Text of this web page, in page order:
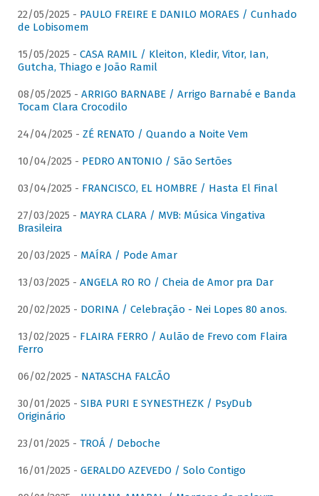
22/05/2025 - PAULO FREIRE E DANILO MORAES / Cunhado
de Lobisomem
15/05/2025 - CASA RAMIL / Kleiton, Kledir, Vitor, Ian,
Gutcha, Thiago e João Ramil
08/05/2025 - ARRIGO BARNABE / Arrigo Barnabé e Banda
Tocam Clara Crocodilo
24/04/2025 - ZÉ RENATO / Quando a Noite Vem
10/04/2025 - PEDRO ANTONIO / São Sertões
03/04/2025 - FRANCISCO, EL HOMBRE / Hasta El Final
27/03/2025 - MAYRA CLARA / MVB: Música Vingativa
Brasileira
20/03/2025 - MAÍRA / Pode Amar
13/03/2025 - ANGELA RO RO / Cheia de Amor pra Dar
20/02/2025 - DORINA / Celebração - Nei Lopes 80 anos.
13/02/2025 - FLAIRA FERRO / Aulão de Frevo com Flaira
Ferro
06/02/2025 - NATASCHA FALCÃO
30/01/2025 - SIBA PURI E SYNESTHEZK / PsyDub
Originário
23/01/2025 - TROÁ / Deboche
16/01/2025 - GERALDO AZEVEDO / Solo Contigo